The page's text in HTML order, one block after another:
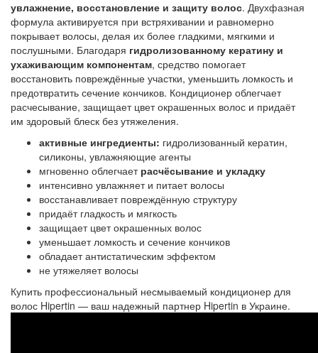
увлажнение, восстановление и защиту волос. Двухфазная
формула активируется при встряхивании и равномерно
покрывает волосы, делая их более гладкими, мягкими и
послушными. Благодаря гидролизованному кератину и
ухаживающим компонентам, средство помогает
восстановить повреждённые участки, уменьшить ломкость и
предотвратить сечение кончиков. Кондиционер облегчает
расчесывание, защищает цвет окрашенных волос и придаёт
им здоровый блеск без утяжеления.
активные ингредиенты: гидролизованный кератин,
силиконы, увлажняющие агенты
мгновенно облегчает расчёсывание и укладку
интенсивно увлажняет и питает волосы
восстанавливает повреждённую структуру
придаёт гладкость и мягкость
защищает цвет окрашенных волос
уменьшает ломкость и сечение кончиков
обладает антистатическим эффектом
не утяжеляет волосы
Купить профессиональный несмываемый кондиционер для
волос Hipertin — ваш надежный партнер Hipertin в Украине.